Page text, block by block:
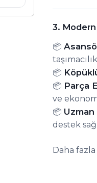
3. Modern
📦
📦
📦 Parça
ve
📦
destek
Daha